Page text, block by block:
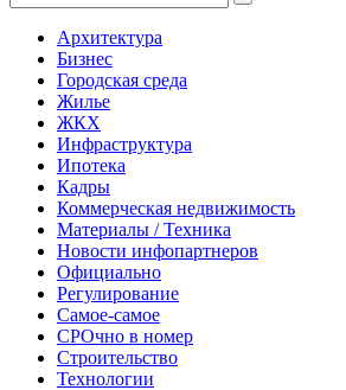
Архитектура
Бизнес
Городская среда
Жилье
ЖКХ
Инфраструктура
Ипотека
Кадры
Коммерческая недвижимость
Материалы / Техника
Новости инфопартнеров
Официально
Регулирование
Самое-самое
СРОчно в номер
Строительство
Технологии